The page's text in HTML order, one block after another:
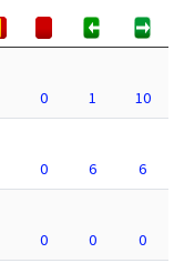
0 1
10
0 6
6
0 0
0